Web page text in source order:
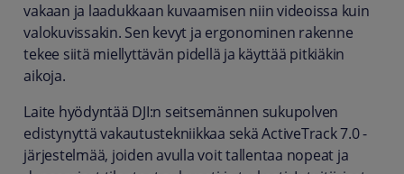
vakaan ja laadukkaan kuvaamisen niin videoissa kuin
valokuvissakin. Sen kevyt ja ergonominen rakenne
tekee siitä miellyttävän pidellä ja käyttää pitkiäkin
aikoja.
Laite hyödyntää DJI:n seitsemännen sukupolven
edistynyttä vakautustekniikkaa sekä ActiveTrack 7.0 -
järjestelmää, joiden avulla voit tallentaa nopeat ja